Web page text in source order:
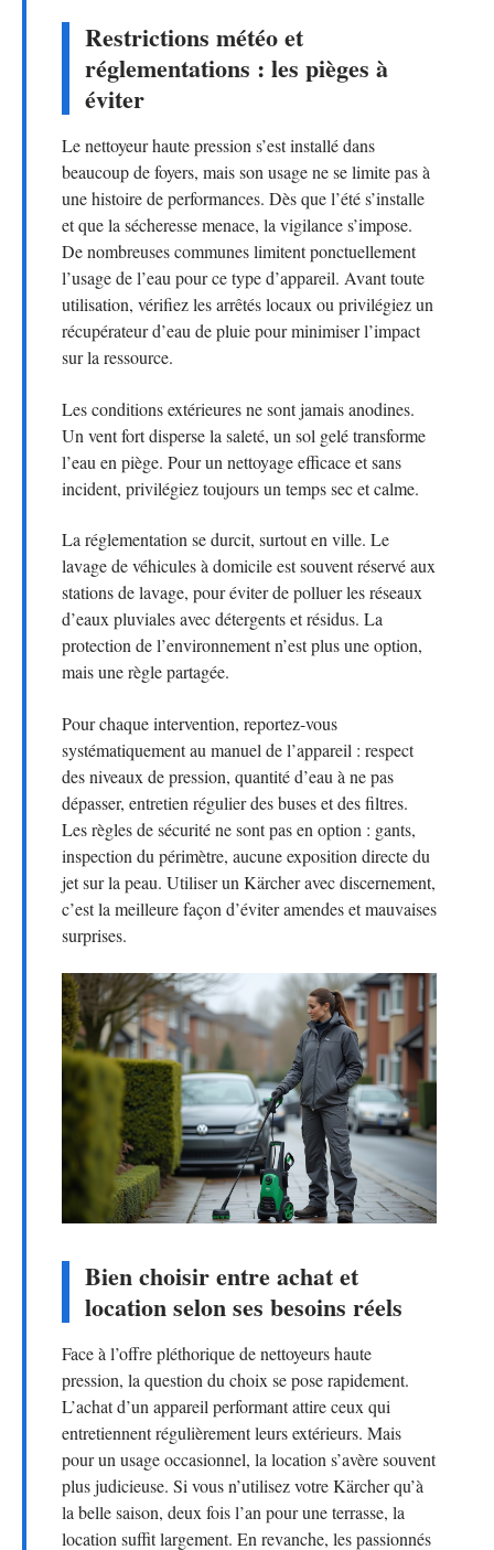
Restrictions météo et
réglementations : les pièges à
éviter
Le nettoyeur haute pression s’est installé dans
beaucoup de foyers, mais son usage ne se limite pas à
une histoire de performances. Dès que l’été s’installe
et que la sécheresse menace, la vigilance s’impose.
De nombreuses communes limitent ponctuellement
l’usage de l’eau pour ce type d’appareil. Avant toute
utilisation, vérifiez les arrêtés locaux ou privilégiez un
récupérateur d’eau de pluie pour minimiser l’impact
sur la ressource.
Les conditions extérieures ne sont jamais anodines.
Un vent fort disperse la saleté, un sol gelé transforme
l’eau en piège. Pour un nettoyage efficace et sans
incident, privilégiez toujours un temps sec et calme.
La réglementation se durcit, surtout en ville. Le
lavage de véhicules à domicile est souvent réservé aux
stations de lavage, pour éviter de polluer les réseaux
d’eaux pluviales avec détergents et résidus. La
protection de l’environnement n’est plus une option,
mais une règle partagée.
Pour chaque intervention, reportez-vous
systématiquement au manuel de l’appareil : respect
des niveaux de pression, quantité d’eau à ne pas
dépasser, entretien régulier des buses et des filtres.
Les règles de sécurité ne sont pas en option : gants,
inspection du périmètre, aucune exposition directe du
jet sur la peau. Utiliser un Kärcher avec discernement,
c’est la meilleure façon d’éviter amendes et mauvaises
surprises.
Bien choisir entre achat et
location selon ses besoins réels
Face à l’offre pléthorique de nettoyeurs haute
pression, la question du choix se pose rapidement.
L’achat d’un appareil performant attire ceux qui
entretiennent régulièrement leurs extérieurs. Mais
pour un usage occasionnel, la location s’avère souvent
plus judicieuse. Si vous n’utilisez votre Kärcher qu’à
la belle saison, deux fois l’an pour une terrasse, la
location suffit largement. En revanche, les passionnés